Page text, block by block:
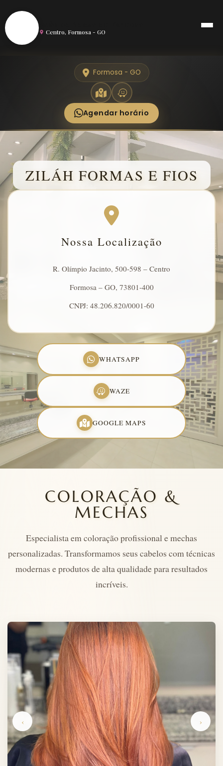
Centro, Formosa - GO
Formosa - GO
Agendar horário
ZILÁH FORMAS E FIOS
Nossa Localização
R. Olímpio Jacinto, 500-598 – Centro
Formosa – GO, 73801-400
CNPJ: 48.206.820/0001-60
WHATSAPP
WAZE
GOOGLE MAPS
COLORAÇÃO &
MECHAS
Especialista em coloração profissional e mechas
personalizadas. Transformamos seus cabelos com técnicas
modernas e produtos de alta qualidade para resultados
incríveis.
‹ ›